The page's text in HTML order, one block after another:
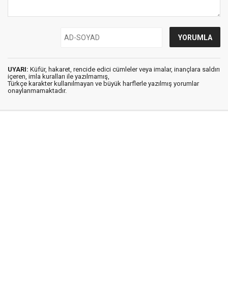
UYARI: Küfür, hakaret, rencide edici cümleler veya imalar, inançlara saldırı
içeren, imla kuralları ile yazılmamış,
Türkçe karakter kullanılmayan ve büyük harflerle yazılmış yorumlar
onaylanmamaktadır.